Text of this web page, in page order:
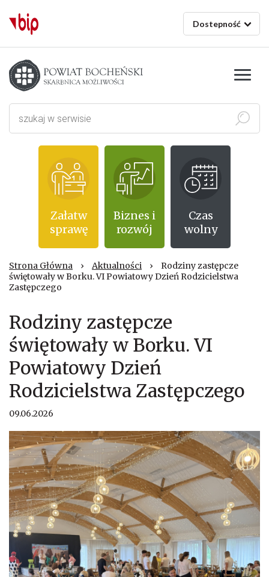
Dostepność
Starostwo powiatowe w Bochni
Szukaj
Załatw
sprawę
Biznes i
rozwój
Czas
wolny
Strona Główna › Aktualności ›
Rodziny zastępcze
świętowały w Borku. VI Powiatowy Dzień Rodzicielstwa
Zastępczego
Rodziny zastępcze
świętowały w Borku. VI
Powiatowy Dzień
Rodzicielstwa Zastępczego
09.06.2026